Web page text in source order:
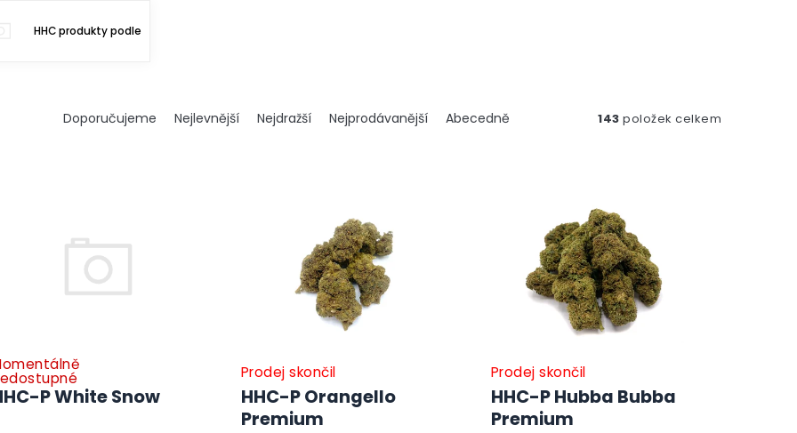
HHC produkty podle
Ř
a
ů
Doporučujeme Nejlevnější Nejdražší Nejprodávanější Abecedně 143 položek celkem
P White Snow
HHC-P Orangello
Premium
Prodej skončil
HHC-P Hubba Bubba
Premium
Prodej skončil